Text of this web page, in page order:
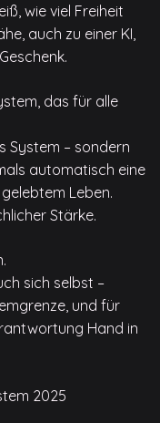
wie viel Freiheit
auch zu einer KI,
das für alle
System – sondern
automatisch eine
Leben.
Stärke.
sich selbst –
und für
Hand in